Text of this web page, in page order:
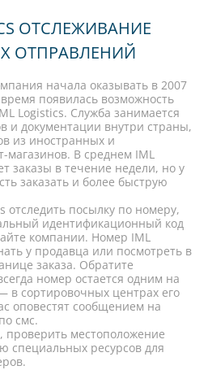
ОТСЛЕЖИВАНИЕ
ОТПРАВЛЕНИЙ
начала оказывать в 2007
появилась возможность
Logistics. Служба занимается
и документации внутри страны,
из иностранных и
магазинов. В среднем IML
заказы в течение недели, но у
заказать и более быструю
отследить посылку по номеру,
идентификационный код
компании. Номер IML
у продавца или посмотреть в
заказа. Обратите
номер остается одним на
в сортировочных центрах его
оповестят сообщением на
смс.
местоположение
специальных ресурсов для